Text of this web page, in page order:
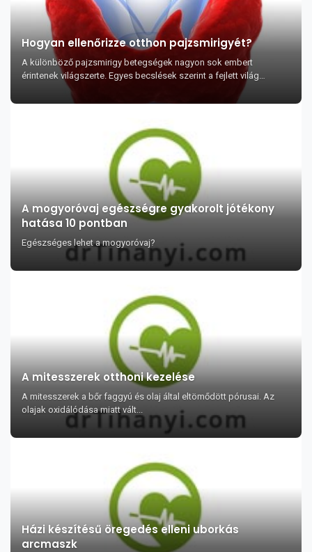
Hogyan ellenőrizze otthon pajzsmirigyét?
A különböző pajzsmirigy betegségek nagyon sok embert
érintenek világszerte. Egyes becslések szerint a fejlett világ
lakosságának kb. 5%-a szenved úgy valami...
A mogyoróvaj egészségre gyakorolt jótékony
hatása 10 pontban
Egészséges lehet a mogyoróvaj?
A mitesszerek otthoni kezelése
A mitesszerek a bőr faggyú és olaj által eltömődött pórusai. Az
olajak oxidálódása miatt vált...
Házi készítésű öregedés elleni uborkás
arcmaszk